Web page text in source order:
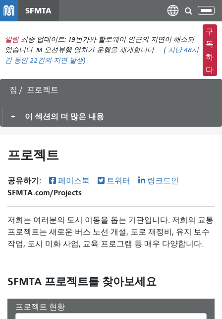
텐
츠
건
SFMTA
탐
색
메
뉴
전
환
알림 최종 업데이트: 19번가와 할로웨이 인근의 지연이 해소되
었습니다. M 오션뷰행 열차가 운행을 재개합니다.
( 지난 48시
간 동안22건의 지연 발생)
구
독
하
다
집 프로젝트
이 섹션의 더 많은 내용
프로젝트
공유하기: 페이스북 트위터 링크드인
SFMTA.com/Projects
저희는 여러분의 도시 이동을 돕는 기관입니다. 저희의 교통
프로젝트는 새로운 버스 노선 개설, 도로 재정비, 유지 보수
작업, 도시 미화 사업, 교육 프로그램 등 매우 다양합니다.
SFMTA 프로젝트를 찾아보세요
프로젝트 현황